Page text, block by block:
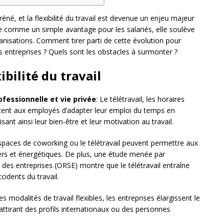
et la flexibilité du travail est devenue un enjeu majeur
un simple avantage pour les salariés, elle soulève
Comment tirer parti de cette évolution pour
? Quels sont les obstacles à surmonter ?
du travail
et vie privée: Le télétravail, les horaires
aux employés d’adapter leur emploi du temps en
ainsi leur bien-être et leur motivation au travail.
de coworking ou le télétravail peuvent permettre aux
et énergétiques. De plus, une étude menée par
entreprises (ORSE) montre que le télétravail entraîne
du travail.
modalités de travail flexibles, les entreprises élargissent le
des profils internationaux ou des personnes